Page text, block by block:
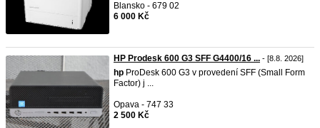
Blansko - 679 02
6 000 Kč
HP Prodesk 600 G3 SFF G4400/16 ... - [8.8. 2026]
hp ProDesk 600 G3 v provedení SFF (Small Form
Factor) j ...
Opava - 747 33
2 500 Kč